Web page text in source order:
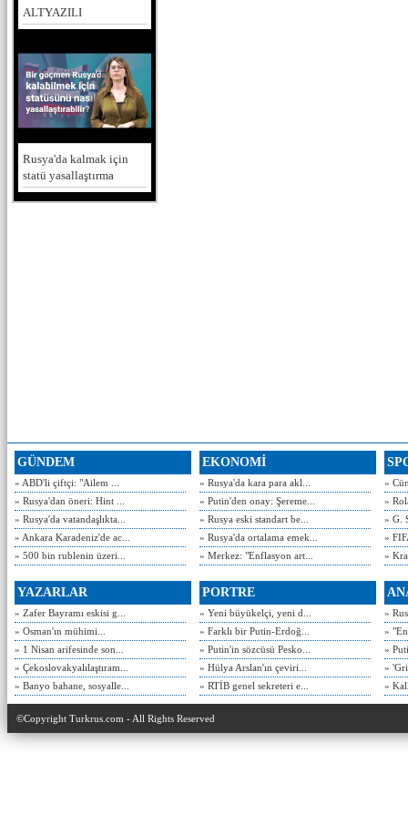
ALTYAZILI
Rusya'da kalmak için
statü yasallaştırma
GÜNDEM
» ABD'li çiftçi: "Ailem ...
» Rusya'dan öneri: Hint ...
» Rusya'da vatandaşlıkta...
» Ankara Karadeniz'de ac...
» 500 bin rublenin üzeri...
EKONOMİ
» Rusya'da kara para akl...
» Putin'den onay: Şereme...
» Rusya eski standart be...
» Rusya'da ortalama emek...
» Merkez: "Enflasyon art...
»
»
» G.
»
»
YAZARLAR
» Zafer Bayramı eskisi g...
» Osman'ın mühimi...
» 1 Nisan arifesinde son...
» Çekoslovakyalılaştıram...
» Banyo bahane, sosyalle...
PORTRE
» Yeni büyükelçi, yeni d...
» Farklı bir Putin-Erdoğ...
» Putin'in sözcüsü Pesko...
» Hülya Arslan'ın çeviri...
» RTİB genel sekreteri e...
»
»
»
»
»
©Copyright Turkrus.com - All Rights Reserved